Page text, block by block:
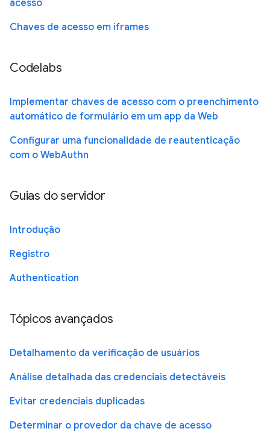
acesso
Chaves de acesso em iframes
Codelabs
Implementar chaves de acesso com o preenchimento
automático de formulário em um app da Web
Configurar uma funcionalidade de reautenticação
com o WebAuthn
Guias do servidor
Introdução
Registro
Authentication
Tópicos avançados
Detalhamento da verificação de usuários
Análise detalhada das credenciais detectáveis
Evitar credenciais duplicadas
Determinar o provedor da chave de acesso